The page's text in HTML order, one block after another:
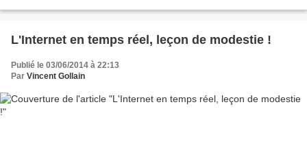
L'Internet en temps réel, leçon de modestie !
Publié le 03/06/2014 à 22:13
Par Vincent Gollain